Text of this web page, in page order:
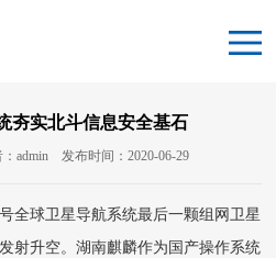
夯实北斗信息安全基石
admin 发布时间：2020-06-29
全球卫星导航系统最后一颗组网卫星
射升空。湖南麒麟作为国产操作系统